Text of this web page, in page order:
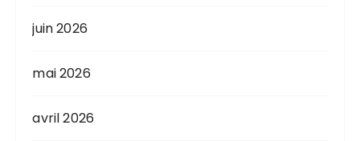
juin 2026
mai 2026
avril 2026